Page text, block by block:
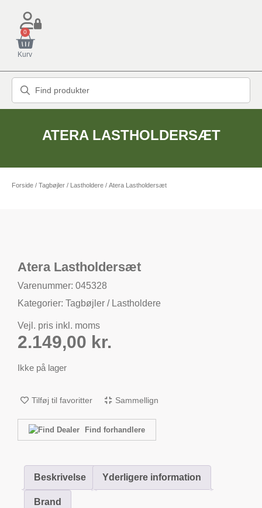
0
Kurv
ATERA LASTHOLDERSÆT
Forside / Tagbøjler / Lastholdere / Atera Lastholdersæt
Atera Lastholdersæt
Varenummer: 045328
Kategorier: Tagbøjler / Lastholdere
Vejl. pris inkl. moms
2.149,00 kr.
Ikke på lager
Tilføj til favoritter Sammellign
Find forhandlere
Beskrivelse Yderligere information
Brand